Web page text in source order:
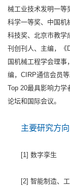
械工业技术发明一等
科学一等奖、中国机
科技奖、北京市教学
刊创刊人、主编，《
国机械工程学会理事
编，CIRP通信会员
Top 20最具影响力学
论坛和国际会议。
主要研究方向
[1] 数字孪生
[2] 智能制造、